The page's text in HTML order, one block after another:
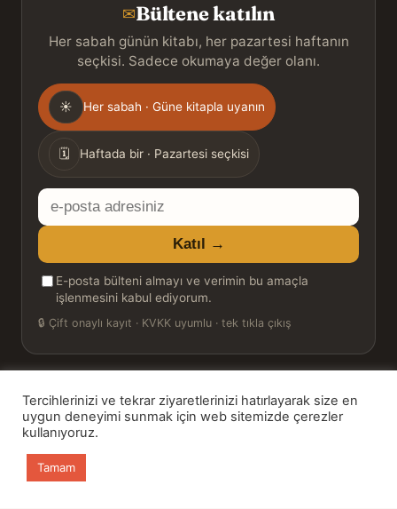
✉Bültene katılın
Her sabah günün kitabı, her pazartesi haftanın
seçkisi. Sadece okumaya değer olanı.
Gönderim
sıklığı
☀ Her sabah · Güne kitapla uyanın
🗓 Haftada bir · Pazartesi seçkisi
E-
posta
adresiniz
Katıl →
E-posta bülteni almayı ve verimin bu amaçla
işlenmesini kabul ediyorum.
🔒 Çift onaylı kayıt · KVKK uyumlu · tek tıkla çıkış
© 2026 Bookinton — Türkiye’nin Kitap Platformu
HT Book Review — webmaster: Hakan Turgay
Tercihlerinizi ve tekrar ziyaretlerinizi hatırlayarak size en
uygun deneyimi sunmak için web sitemizde çerezler
kullanıyoruz.
Tamam